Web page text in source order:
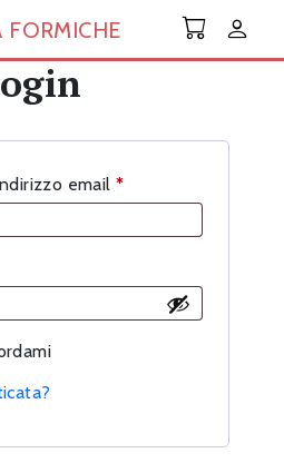
FORMICHE
email *Richiesto